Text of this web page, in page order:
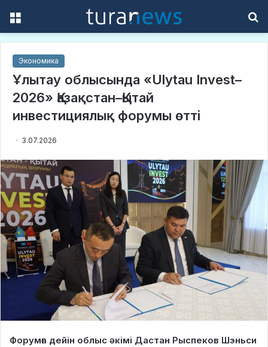
Экономика
Ұлытау облысында «Ulytau Invest–
2026» Қазақстан–Қытай
инвестициялық форумы өтті
3.07.2026
Форумға дейін облыс әкімі Дастан Рыспеков Шэньси